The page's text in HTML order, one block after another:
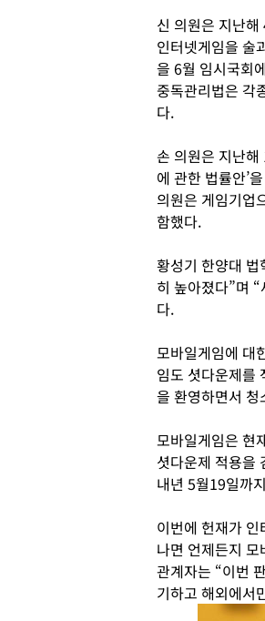
신 의원은 지난해
인터넷게임을 술
을 6월 임시국회
중독관리법은 각
다.
손 의원은 지난해
에 관한 법률안’
의원은 게임기업
함했다.
황성기 한양대
히 높아졌다”며
다.
모바일게임에 대
임도 셧다운제를
을 환영하면서
모바일게임은 현
셧다운제 적용을
내년 5월19일까
이번에 헌재가
나면 언제든지
관계자는 “이번
기하고 해외에서